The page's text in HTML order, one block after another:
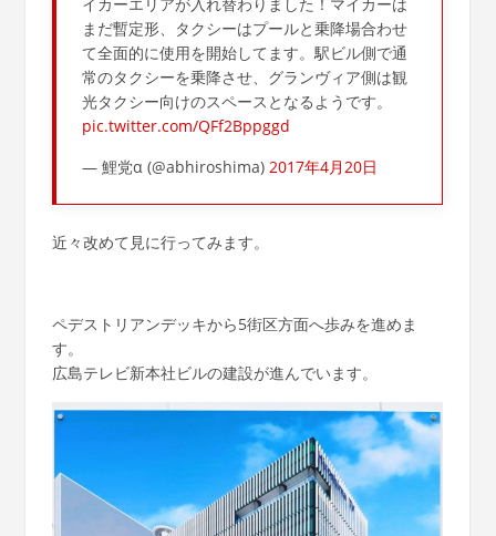
まだ暫定形、タクシーはプールと乗降場合わせ
て全面的に使用を開始してます。駅ビル側で通
常のタクシーを乗降させ、グランヴィア側は観
光タクシー向けのスペースとなるようです。
pic.twitter.com/QFf2Bppggd
— 鯉党α (@abhiroshima) 2017年4月20日
近々改めて見に行ってみます。
ペデストリアンデッキから5街区方面へ歩みを進めま
す。
広島テレビ新本社ビルの建設が進んでいます。